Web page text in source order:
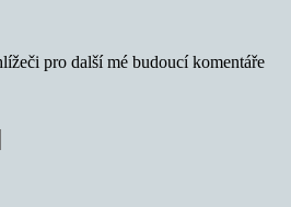
pro další mé budoucí komentáře